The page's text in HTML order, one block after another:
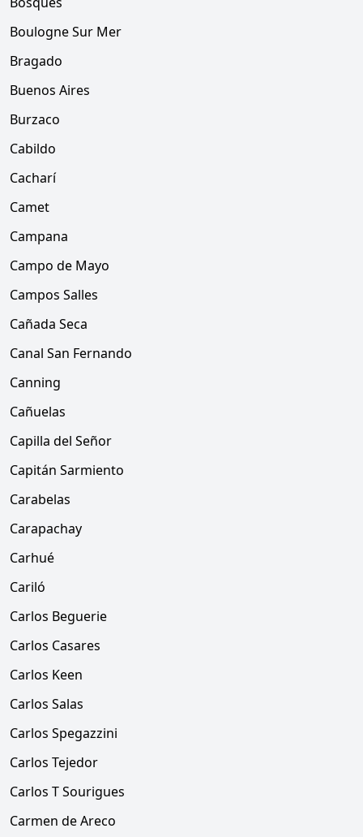
Boulogne Sur Mer
Bragado
Buenos Aires
Burzaco
Cabildo
Cacharí
Camet
Campana
Campo de Mayo
Campos Salles
Cañada Seca
Canal San Fernando
Canning
Cañuelas
Capilla del Señor
Capitán Sarmiento
Carabelas
Carapachay
Carhué
Cariló
Carlos Beguerie
Carlos Casares
Carlos Keen
Carlos Salas
Carlos Spegazzini
Carlos Tejedor
Carlos T Sourigues
Carmen de Areco